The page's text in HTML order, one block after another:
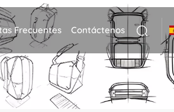
Frecuentes Contáctenos